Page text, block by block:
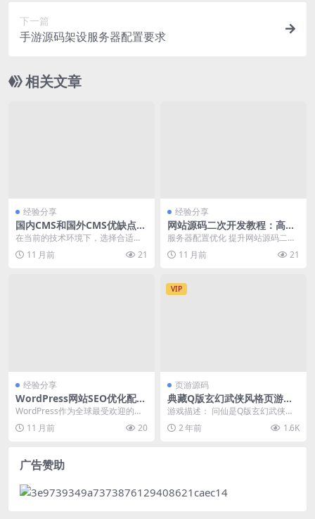
下一篇
手游源码架设服务器配置要求
相关文章
经验分享
国内CMS和国外CMS优缺点对
比分析
在当前的技术环境下，选择合适的C
MS（内容管理系统）对于网站建设
至关重要。国内C...
11 月前 21
经验分享
网站源码二次开发教程：高级
性能优化实战（网站源码二次
开发教程 进阶学习需求 商业
价值高）
服务器配置优化 提升网站源码二次
开发项目的性能，服务器配置是关
键环节。通过调整N...
11 月前 21
经验分享
WordPress网站SEO优化配置
与SEO分析工具使用教程
WordPress作为全球最受欢迎的内
容管理系统之一，其seo优化能力备
受关注。...
11 月前 20
VIP
页游源码
典藏Q版玄幻武侠风格页游
【问仙】最新整理Win一键即
玩服务端+GM工具+教程
游戏描述： 问仙是Q版玄幻武侠风
格即时战斗页游，以清新的水墨画
风结合Q版形象呈现...
2 年前 1.6K
广告赞助